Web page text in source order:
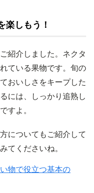
楽しもう！
紹介しました。ネクタ
ている果物です。旬の
おいしさをキープした
には、しっかり追熟し
すよ。
についてもご紹介して
てくださいね。
物で役立つ基本の